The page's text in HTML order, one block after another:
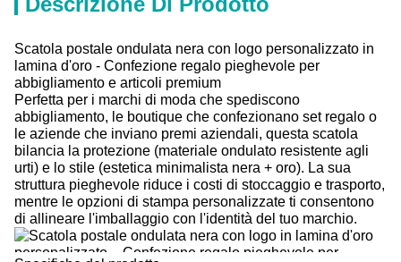
Scatola postale ondulata nera con logo personalizzato in
lamina d'oro - Confezione regalo pieghevole per
abbigliamento e articoli premium
Perfetta per i marchi di moda che spediscono
abbigliamento, le boutique che confezionano set regalo o
le aziende che inviano premi aziendali, questa scatola
bilancia la protezione (materiale ondulato resistente agli
urti) e lo stile (estetica minimalista nera + oro). La sua
struttura pieghevole riduce i costi di stoccaggio e trasporto,
mentre le opzioni di stampa personalizzate ti consentono
di allineare l'imballaggio con l'identità del tuo marchio.